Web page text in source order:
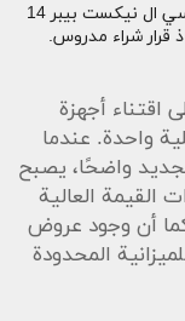
مقارنة السعر الحالي بالسعر السابق (مثلاً تي سي ال نيكست بيبر 14
اقتناء أجهزة
واحدة. عندما
واضحًا، يصبح
القيمة العالية
أن وجود عروض
المحدودة